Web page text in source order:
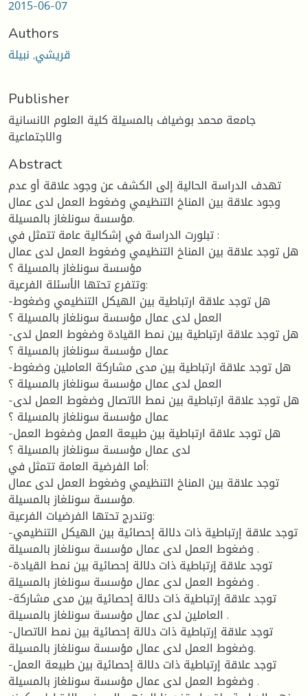
2015-06-07
Authors
قريشي, نبيلة
Publisher
جامعة محمد بوضياف بالمسيلة كلية العلوم الانسانية
والاجتماعية
Abstract
تهدف الدراسة الحالية إلى الكشف عن وجود علاقة أو عدم
وجود علاقة بين المناخ التنظيمي وضغوط العمل لدى عمال
مؤسسة سونلغاز بالمسيلة.
تبلورت الدراسة في إشكالية عامة تتمثل في :
هل توجد علاقة بين المناخ التنظيمي وضغوط العمل لدى عمال
مؤسسة سونلغاز بالمسيلة ؟
وتتفرع تحتها الأسئلة الفرعية:
-هل توجد علاقة ارتباطية بين الهيكل التنظيمي وضغوط
العمل لدى عمال مؤسسة سونلغاز بالمسيلة ؟
-هل توجد علاقة ارتباطية بين نمط القيادة وضغوط العمل لدى
عمال مؤسسة سونلغاز بالمسيلة ؟
-هل توجد علاقة ارتباطية بين مدى مشاركة العاملين وضغوط
العمل لدى عمال مؤسسة سونلغاز بالمسيلة ؟
-هل توجد علاقة ارتباطية بين نمط الاتصال وضغوط العمل لدى
عمال مؤسسة سونلغاز بالمسيلة ؟
-هل توجد علاقة ارتباطية بين طبيعة العمل وضغوط العمل
لدى عمال مؤسسة سونلغاز بالمسيلة ؟
أما الفرضية العامة تتمثل في:
توجد علاقة بين المناخ التنظيمي وضغوط العمل لدى عمال
مؤسسة سونلغاز بالمسيلة.
وتندرج تحتها الفرضيات الفرعية:
-توجد علاقة إرتباطية ذات دلالة إحصائية بين الهيكل التنظيمي
وضغوط العمل لدى عمال مؤسسة سونلغاز بالمسيلة .
-توجد علاقة إرتباطية ذات دلالة إحصائية بين نمط القيادة
وضغوط العمل لدى عمال مؤسسة سونلغاز بالمسيلة .
-توجد علاقة إرتباطية ذات دلالة إحصائية بين مدى مشاركة
العاملين لدى عمال مؤسسة سونلغاز بالمسيلة .
-توجد علاقة إرتباطية ذات دلالة إحصائية بين نمط الاتصال
وضغوط العمل لدى عمال مؤسسة سونلغاز بالمسيلة.
-توجد علاقة إرتباطية ذات دلالة إحصائية بين طبيعة العمل
وضغوط العمل لدى عمال مؤسسة سونلغاز بالمسيلة .